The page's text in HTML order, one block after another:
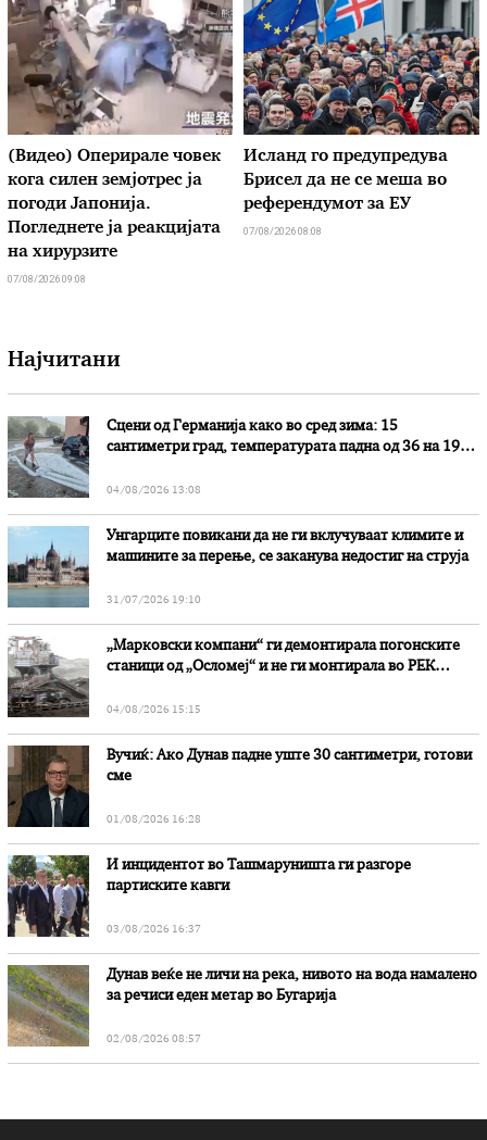
(Видео) Оперирале човек
кога силен земјотрес ја
погоди Јапонија.
Погледнете ја реакцијата
на хирурзите
07/08/2026 09:08
Исланд го предупредува
Брисел да не се меша во
референдумот за ЕУ
07/08/2026 08:08
Најчитани
Сцени од Германија како во сред зима: 15
сантиметри град, температурата падна од 36 на 19
04/08/2026 13:08
Унгарците повикани да не ги вклучуваат климите и
машините за перење, се заканува недостиг на струја
31/07/2026 19:10
„Марковски компани“ ги демонтирала погонските
станици од „Осломеј“ и не ги монтирала во РЕК
04/08/2026 15:15
Вучиќ: Ако Дунав падне уште 30 сантиметри, готови
сме
01/08/2026 16:28
И инцидентот во Ташмаруништa ги разгоре
партиските кавги
03/08/2026 16:37
Дунав веќе не личи на река, нивото на вода намалено
за речиси еден метар во Бугарија
02/08/2026 08:57